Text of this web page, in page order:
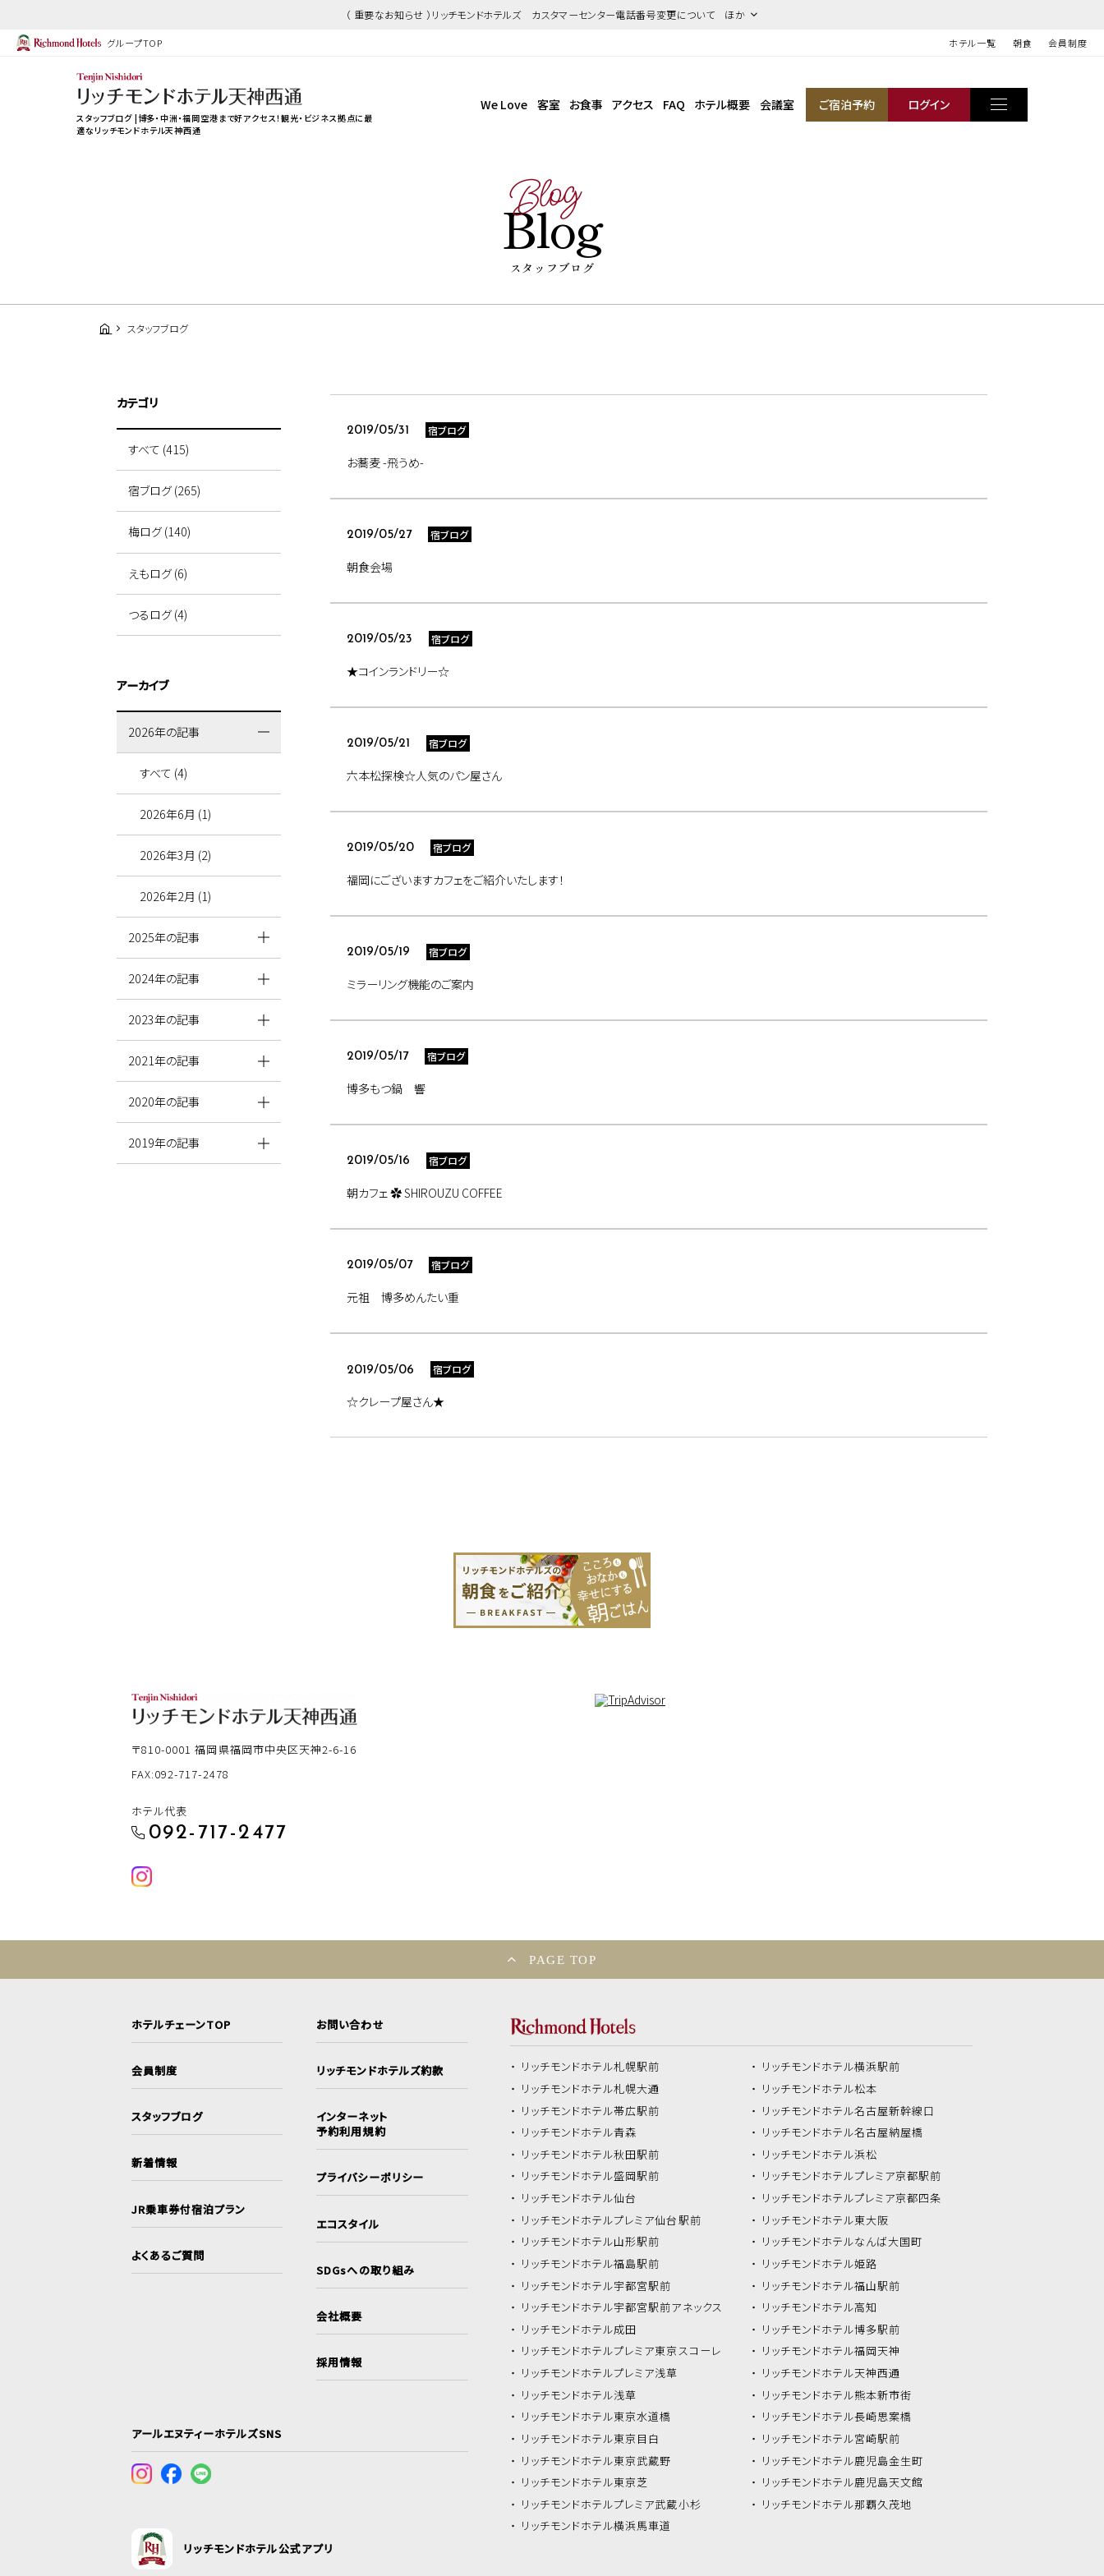
（ 重要なお知らせ ）リッチモンドホテルズ カスタマーセンター電話番号変更について ほか
グループTOP ホテル一覧 朝食 会員制度
スタッフブログ |博多・中洲・福岡空港まで好アクセス！観光・ビジネス拠点に最
適なリッチモンドホテル天神西通
We Love 客室 お食事 アクセス FAQ ホテル概要 会議室 ご宿泊予約 ログイン
Blog
Blog
スタッフブログ
スタッフブログ
2019/05/31 宿ブログ
お蕎麦 -飛うめ-
2019/05/27 宿ブログ
朝食会場
2019/05/23 宿ブログ
★コインランドリー☆
2019/05/21 宿ブログ
六本松探検☆人気のパン屋さん
2019/05/20 宿ブログ
福岡にございますカフェをご紹介いたします！
2019/05/19 宿ブログ
ミラーリング機能のご案内
2019/05/17 宿ブログ
博多もつ鍋 響
2019/05/16 宿ブログ
朝カフェ ✿ SHIROUZU COFFEE
2019/05/07 宿ブログ
元祖 博多めんたい重
2019/05/06 宿ブログ
☆クレープ屋さん★
カテゴリ
すべて (415)
宿ブログ (265)
梅ログ (140)
えもログ (6)
つるログ (4)
アーカイブ
2026年の記事
すべて (4)
2026年6月 (1)
2026年3月 (2)
2026年2月 (1)
2025年の記事
2024年の記事
2023年の記事
2021年の記事
2020年の記事
2019年の記事
〒810-0001福岡県福岡市中央区天神2-6-16
FAX:092-717-2478
ホテル代表
092-717-2477
PAGE TOP
ホテルチェーンTOP
会員制度
スタッフブログ
新着情報
JR乗車券付宿泊プラン
よくあるご質問
お問い合わせ
リッチモンドホテルズ約款
インターネット
予約利用規約
プライバシーポリシー
エコスタイル
SDGsへの取り組み
会社概要
採用情報
アールエヌティーホテルズSNS
リッチモンドホテル公式アプリ
リッチモンドホテル札幌駅前
リッチモンドホテル札幌大通
リッチモンドホテル帯広駅前
リッチモンドホテル青森
リッチモンドホテル秋田駅前
リッチモンドホテル盛岡駅前
リッチモンドホテル仙台
リッチモンドホテルプレミア仙台駅前
リッチモンドホテル山形駅前
リッチモンドホテル福島駅前
リッチモンドホテル宇都宮駅前
リッチモンドホテル宇都宮駅前アネックス
リッチモンドホテル成田
リッチモンドホテルプレミア東京スコーレ
リッチモンドホテルプレミア浅草
リッチモンドホテル浅草
リッチモンドホテル東京水道橋
リッチモンドホテル東京目白
リッチモンドホテル東京武蔵野
リッチモンドホテル東京芝
リッチモンドホテルプレミア武蔵小杉
リッチモンドホテル横浜馬車道
リッチモンドホテル横浜駅前
リッチモンドホテル松本
リッチモンドホテル名古屋新幹線口
リッチモンドホテル名古屋納屋橋
リッチモンドホテル浜松
リッチモンドホテルプレミア京都駅前
リッチモンドホテルプレミア京都四条
リッチモンドホテル東大阪
リッチモンドホテルなんば大国町
リッチモンドホテル姫路
リッチモンドホテル福山駅前
リッチモンドホテル高知
リッチモンドホテル博多駅前
リッチモンドホテル福岡天神
リッチモンドホテル天神西通
リッチモンドホテル熊本新市街
リッチモンドホテル長崎思案橋
リッチモンドホテル宮崎駅前
リッチモンドホテル鹿児島金生町
リッチモンドホテル鹿児島天文館
リッチモンドホテル那覇久茂地